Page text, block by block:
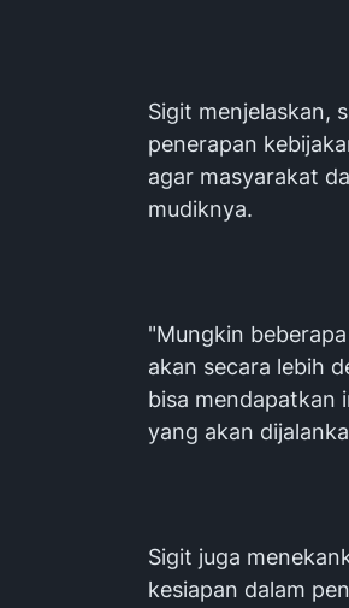
Sigit menjelaskan,
penerapan
agar masyarakat
mudiknya.
"Mungkin
akan secara lebih
bisa mendapatkan
yang akan
Sigit juga
kesiapan dalam